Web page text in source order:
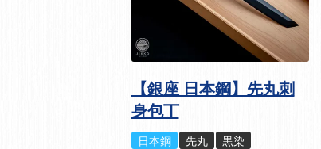
【銀座 日本鋼】先丸刺
身包丁
日本鋼 先丸 黒染